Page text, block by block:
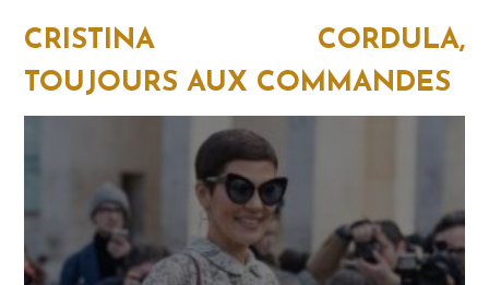
CRISTINA CORDULA,
TOUJOURS AUX COMMANDES